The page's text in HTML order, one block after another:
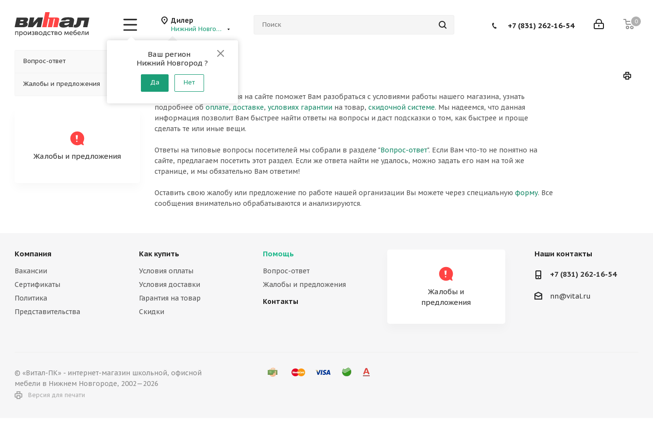
Дилер
Нижний Новгород
Ваш регион
Нижний Новгород ?
Да Нет
0
+7 (831) 262-16-54
Главная - Помощь
Помощь
Справочная информация на сайте поможет Вам разобраться с условиями работы нашего магазина, узнать
подробнее об оплате, доставке, условиях гарантии на товар, скидочной системе. Мы надеемся, что данная
информация позволит Вам быстрее найти ответы на вопросы и даст подсказки о том, как быстрее и проще
сделать те или иные вещи.
Ответы на типовые вопросы посетителей мы собрали в разделе "Вопрос-ответ". Если Вам что-то не понятно на
сайте, предлагаем посетить этот раздел. Если же ответа найти не удалось, можно задать его нам на той же
странице, и мы обязательно Вам ответим!
Оставить свою жалобу или предложение по работе нашей организации Вы можете через специальную форму. Все
сообщения внимательно обрабатываются и анализируются.
Вопрос-ответ
Жалобы и предложения
Жалобы и предложения
Компания
Вакансии
Сертификаты
Политика
Представительства
Как купить
Условия оплаты
Условия доставки
Гарантия на товар
Скидки
Помощь
Вопрос-ответ
Жалобы и предложения
Контакты
Жалобы и
предложения
Наши контакты
+7 (831) 262-16-54
nn@vital.ru
© «Витал-ПК» - интернет-магазин школьной, офисной
мебели в Нижнем Новгороде, 2002—2026
Версия для печати